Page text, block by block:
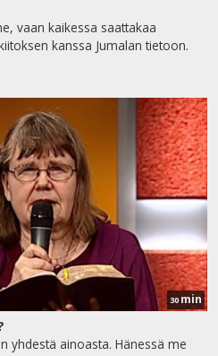
vaan kaikessa saattakaa
kanssa Jumalan tietoon.
30 min
yhdestä ainoasta. Hänessä me